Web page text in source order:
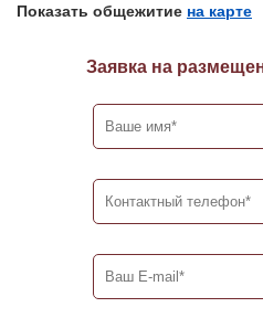
Показать общежитие на карте
Заявка на